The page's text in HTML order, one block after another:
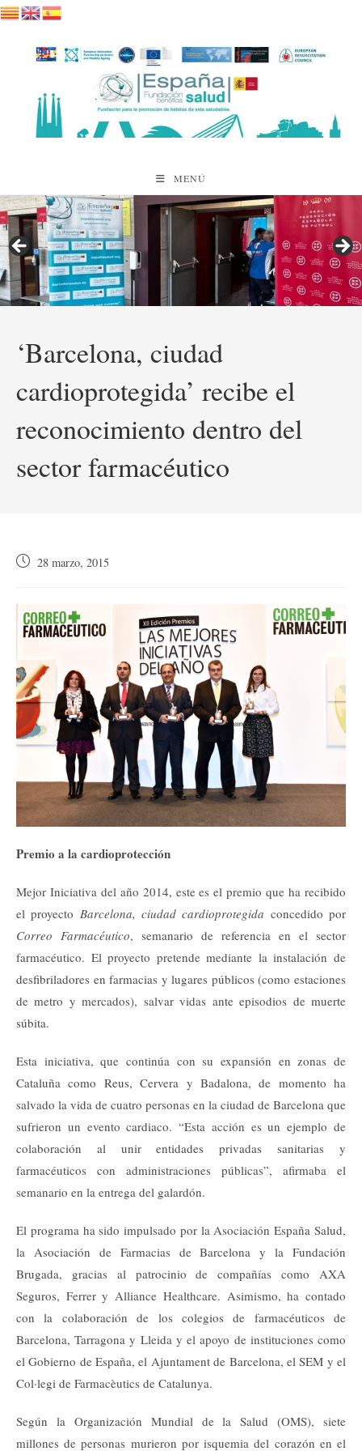
Saltar
contenido
MENÚ
‘Barcelona, ciudad
cardioprotegida’ recibe el
reconocimiento dentro del
sector farmacéutico
Publicación
entrada:
28 marzo, 2015
Premio a la cardioprotección
Mejor Iniciativa del año 2014, este es el premio que ha recibido
el proyecto Barcelona, ciudad cardioprotegida concedido por
Correo Farmacéutico, semanario de referencia en el sector
farmacéutico. El proyecto pretende mediante la instalación de
desfibriladores en farmacias y lugares públicos (como estaciones
de metro y mercados), salvar vidas ante episodios de muerte
súbita.
Esta iniciativa, que continúa con su expansión en zonas de
Cataluña como Reus, Cervera y Badalona, de momento ha
salvado la vida de cuatro personas en la ciudad de Barcelona que
sufrieron un evento cardiaco. “Esta acción es un ejemplo de
colaboración al unir entidades privadas sanitarias y
farmacéuticos con administraciones públicas”, afirmaba el
semanario en la entrega del galardón.
El programa ha sido impulsado por la Asociación España Salud,
la Asociación de Farmacias de Barcelona y la Fundación
Brugada, gracias al patrocinio de compañías como AXA
Seguros, Ferrer y Alliance Healthcare. Asimismo, ha contado
con la colaboración de los colegios de farmacéuticos de
Barcelona, Tarragona y Lleida y el apoyo de instituciones como
el Gobierno de España, el Ajuntament de Barcelona, el SEM y el
Col·legi de Farmacèutics de Catalunya.
Según la Organización Mundial de la Salud (OMS), siete
millones de personas murieron por isquemia del corazón en el